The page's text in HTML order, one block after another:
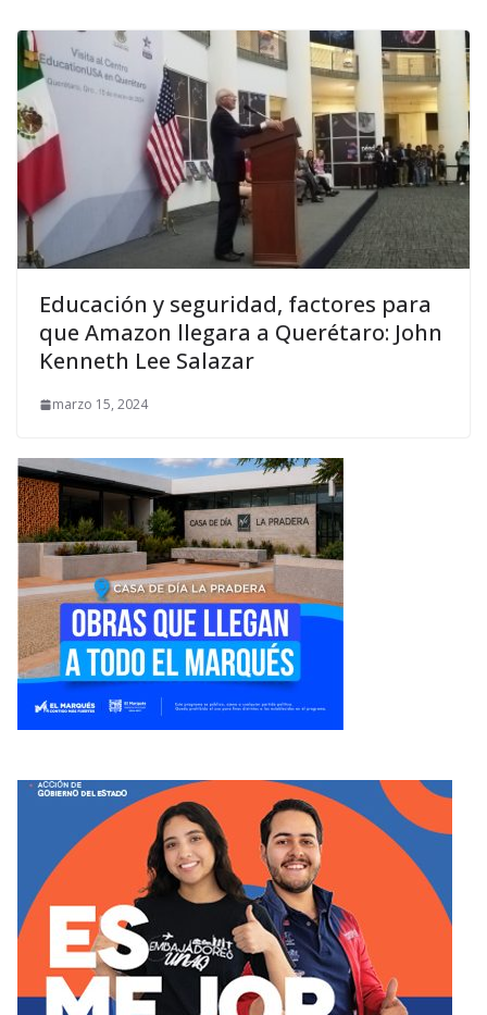
Educación y seguridad, factores para
que Amazon llegara a Querétaro: John
Kenneth Lee Salazar
marzo 15, 2024